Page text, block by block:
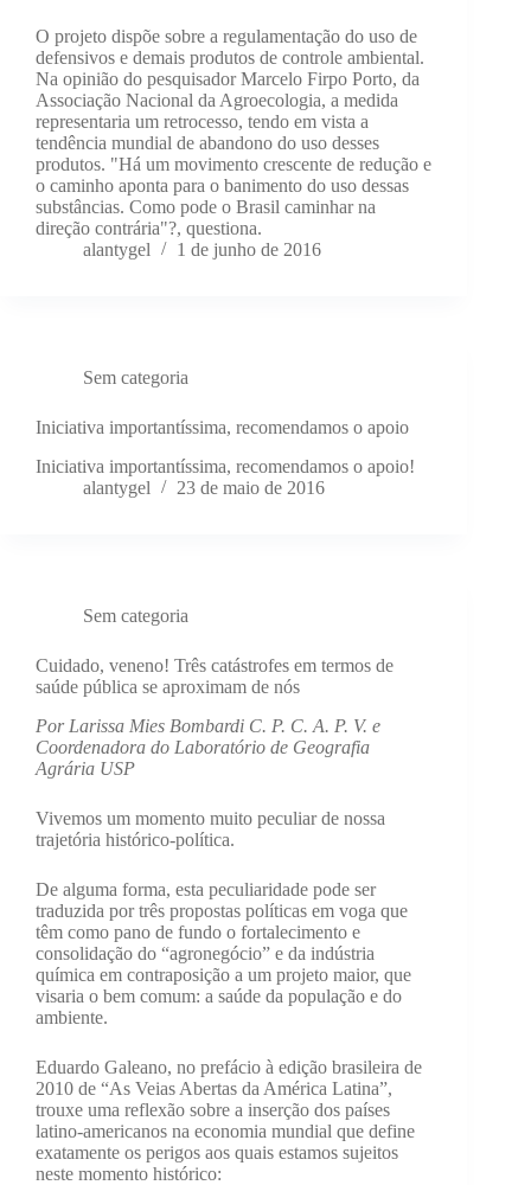
O projeto dispõe sobre a regulamentação do uso de
defensivos e demais produtos de controle ambiental.
Na opinião do pesquisador Marcelo Firpo Porto, da
Associação Nacional da Agroecologia, a medida
representaria um retrocesso, tendo em vista a
tendência mundial de abandono do uso desses
produtos. "Há um movimento crescente de redução e
o caminho aponta para o banimento do uso dessas
substâncias. Como pode o Brasil caminhar na
direção contrária"?, questiona.
alantygel
1 de junho de 2016
Sem categoria
Iniciativa importantíssima, recomendamos o apoio
Iniciativa importantíssima, recomendamos o apoio!
alantygel
23 de maio de 2016
Sem categoria
Cuidado, veneno! Três catástrofes em termos de
saúde pública se aproximam de nós
Por Larissa Mies Bombardi C. P. C. A. P. V. e
Coordenadora do Laboratório de Geografia
Agrária USP
Vivemos um momento muito peculiar de nossa
trajetória histórico-política.
De alguma forma, esta peculiaridade pode ser
traduzida por três propostas políticas em voga que
têm como pano de fundo o fortalecimento e
consolidação do “agronegócio” e da indústria
química em contraposição a um projeto maior, que
visaria o bem comum: a saúde da população e do
ambiente.
Eduardo Galeano, no prefácio à edição brasileira de
2010 de “As Veias Abertas da América Latina”,
trouxe uma reflexão sobre a inserção dos países
latino-americanos na economia mundial que define
exatamente os perigos aos quais estamos sujeitos
neste momento histórico: